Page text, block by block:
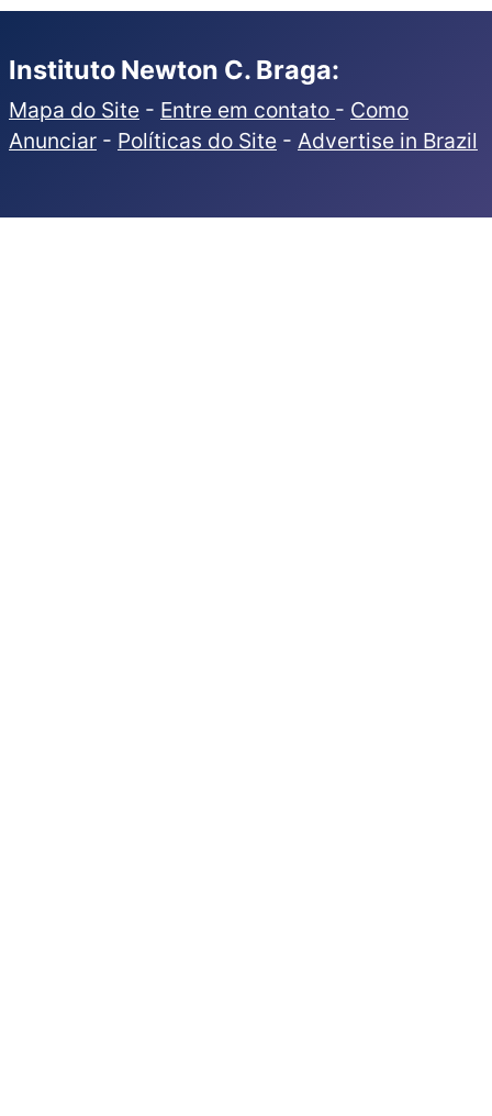
Instituto Newton C. Braga:
Mapa do Site - Entre em contato - Como
Anunciar - Políticas do Site - Advertise in Brazil